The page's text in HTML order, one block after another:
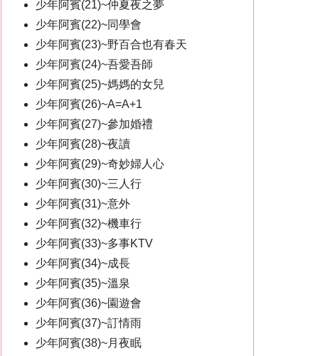
少年阿賓(21)~仲夏夜之夢
少年阿賓(22)~同學會
少年阿賓(23)~野百合也有春天
少年阿賓(24)~吾愛吾師
少年阿賓(25)~媽媽的女兒
少年阿賓(26)~A=A+1
少年阿賓(27)~參加婚禮
少年阿賓(28)~夜讀
少年阿賓(29)~奇妙婦人心
少年阿賓(30)~三人行
少年阿賓(31)~意外
少年阿賓(32)~機車行
少年阿賓(33)~多事KTV
少年阿賓(34)~成長
少年阿賓(35)~溫泉
少年阿賓(36)~園遊會
少年阿賓(37)~訂情雨
少年阿賓(38)~月夜眠